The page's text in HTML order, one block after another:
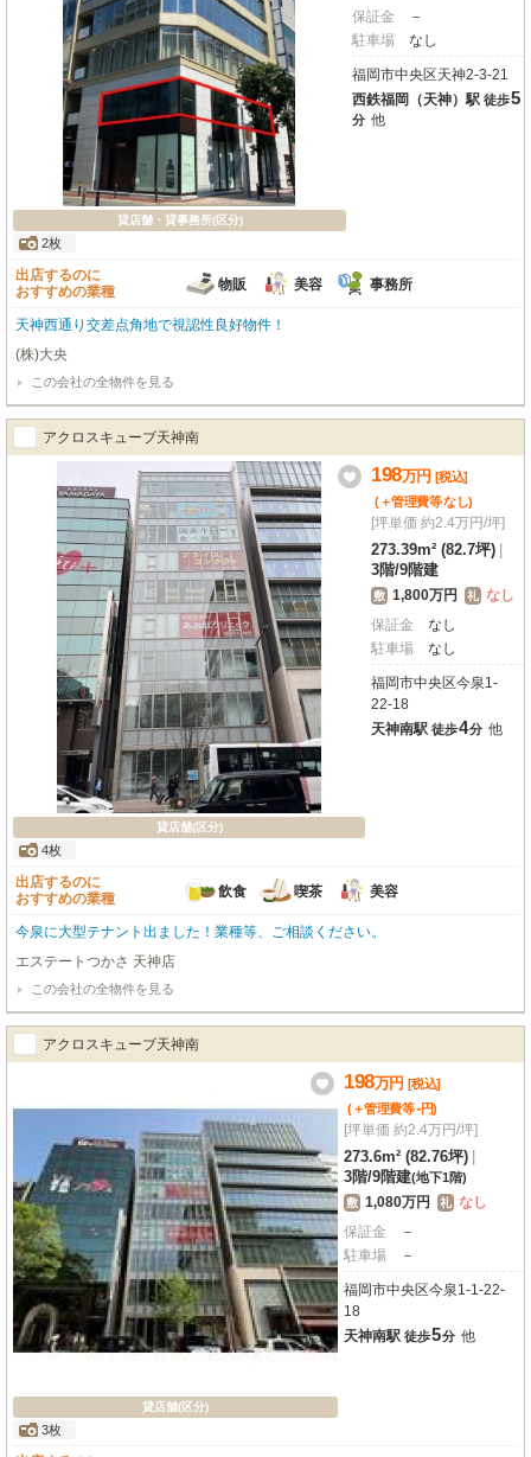
貸店舗・貸事務所(区分)
2枚
保証金
－
駐車場
なし
福岡市中央区天神2-3-21
西鉄福岡（天神）駅 徒歩5
分 他
出店するのに
おすすめの業種
物販 美容 事務所
天神西通り交差点角地で視認性良好物件！
(株)大央
この会社の全物件を見る
アクロスキューブ天神南
貸店舗(区分)
4枚
198万円 [税込]
(＋管理費等なし)
[坪単価 約2.4万円/坪]
273.39m² (82.7坪)
3階/9階建
敷 1,800万円 礼 なし
保証金
なし
駐車場
なし
福岡市中央区今泉1-
22-18
天神南駅 徒歩4分 他
出店するのに
おすすめの業種
飲食 喫茶 美容
今泉に大型テナント出ました！業種等、ご相談ください。
エステートつかさ 天神店
この会社の全物件を見る
アクロスキューブ天神南
貸店舗(区分)
3枚
198万円 [税込]
(＋管理費等-円)
[坪単価 約2.4万円/坪]
273.6m² (82.76坪)
3階/9階建(地下1階)
敷 1,080万円 礼 なし
保証金
－
駐車場
－
福岡市中央区今泉1-1-22-
18
天神南駅 徒歩5分 他